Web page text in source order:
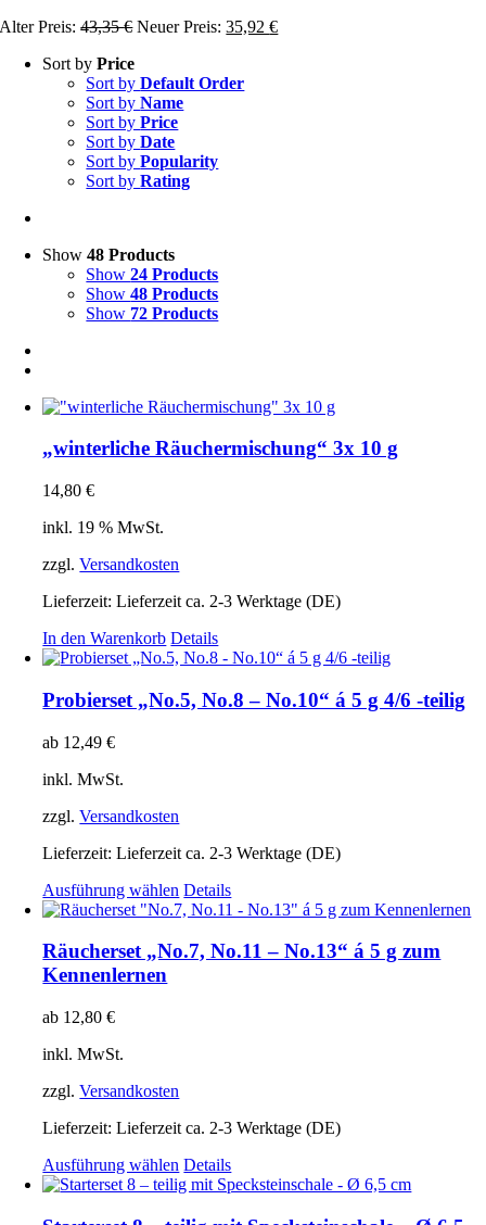
Alter Preis: 43,35€ Ursprünglicher
43,35 €
Neuer Preis: 35,92€Aktueller
Sort byPrice
Sort byDefault Order
Sort byName
Sort byPrice
Sort byDate
Sort byPopularity
Sort byRating
Show48 Products
Show24 Products
Show48 Products
Show 72 Products
„winterliche Räuchermischung“ 3x 10 g
14,80€
inkl. 19 % MwSt.
zzgl.Versandkosten
Lieferzeit:Lieferzeit ca. 2-3 Werktage (DE)
In den Warenkorb Details
Probierset „No.5, No.8 – No.10“ á 5 g 4/6 -teilig
ab 12,49€
inkl. MwSt.
zzgl.Versandkosten
Lieferzeit:Lieferzeit ca. 2-3 Werktage (DE)
Ausführung wählen Dieses
Produkt
mehrere
Varianten
gewählt
Details
Räucherset „No.7, No.11 – No.13“ á 5 g zum
Kennenlernen
ab 12,80€
inkl. MwSt.
zzgl.Versandkosten
Lieferzeit:Lieferzeit ca. 2-3 Werktage (DE)
Ausführung wählen Dieses
Produkt
Details